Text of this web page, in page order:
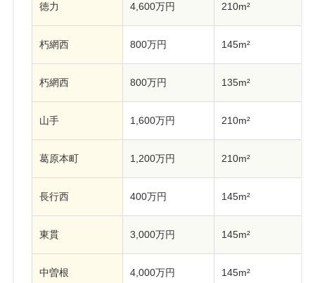
徳力 4,600万円 210m²
朽網西 800万円 145m²
朽網西 800万円 135m²
山手 1,600万円 210m²
葛原本町 1,200万円 210m²
長行西 400万円 145m²
東貫 3,000万円 145m²
中曽根 4,000万円 145m²